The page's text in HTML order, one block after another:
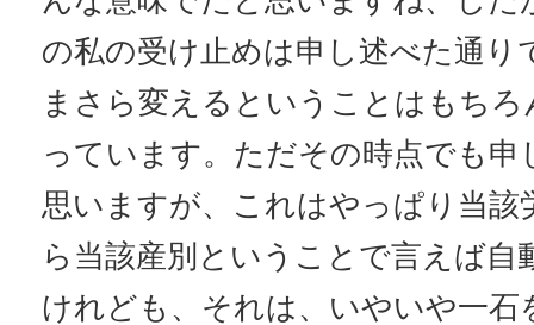
の私の受け止めは申し述べた通り
まさら変えるということはもち
っています。ただその時点でも申
思いますが、これはやっぱり当該
ら当該産別ということで言えば自
けれども、それは、いやいや一石